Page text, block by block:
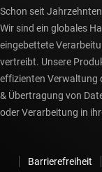
Schon seit
Wir sind ein globales
eingebettete
vertreibt. Unsere
effizienten Verwaltung
& Übertragung von
oder Verarbeitung in
Barrierefreiheit